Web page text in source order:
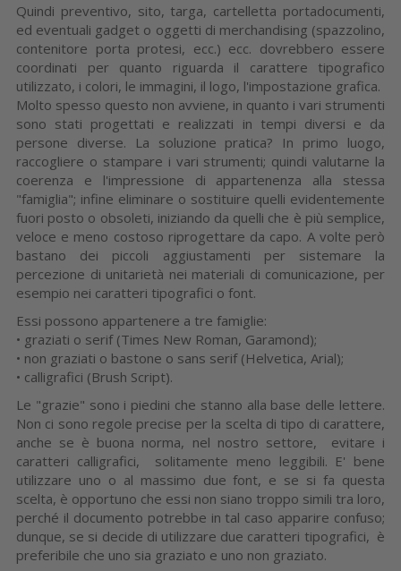
Quindi preventivo, sito, targa, cartelletta portadocumenti,
ed eventuali gadget o oggetti di merchandising (spazzolino,
contenitore porta protesi, ecc.) ecc. dovrebbero essere
coordinati per quanto riguarda il carattere tipografico
utilizzato, i colori, le immagini, il logo, l'impostazione grafica.
Molto spesso questo non avviene, in quanto i vari strumenti
sono stati progettati e realizzati in tempi diversi e da
persone diverse. La soluzione pratica? In primo luogo,
raccogliere o stampare i vari strumenti; quindi valutarne la
coerenza e l'impressione di appartenenza alla stessa
"famiglia"; infine eliminare o sostituire quelli evidentemente
fuori posto o obsoleti, iniziando da quelli che è più semplice,
veloce e meno costoso riprogettare da capo. A volte però
bastano dei piccoli aggiustamenti per sistemare la
percezione di unitarietà nei materiali di comunicazione, per
esempio nei caratteri tipografici o font.
Essi possono appartenere a tre famiglie:
• graziati o serif (Times New Roman, Garamond);
• non graziati o bastone o sans serif (Helvetica, Arial);
• calligrafici (Brush Script).
Le "grazie" sono i piedini che stanno alla base delle lettere.
Non ci sono regole precise per la scelta di tipo di carattere,
anche se è buona norma, nel nostro settore, evitare i
caratteri calligrafici, solitamente meno leggibili. E' bene
utilizzare uno o al massimo due font, e se si fa questa
scelta, è opportuno che essi non siano troppo simili tra loro,
perché il documento potrebbe in tal caso apparire confuso;
dunque, se si decide di utilizzare due caratteri tipografici, è
preferibile che uno sia graziato e uno non graziato.